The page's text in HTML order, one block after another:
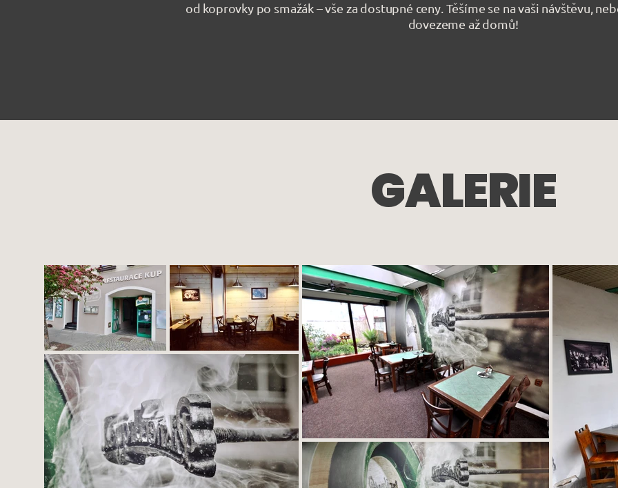
od koprovky po smažák – vše za dostupné ceny. Těšíme se na vaši návštěvu,
dovezeme až domů!
GALERIE